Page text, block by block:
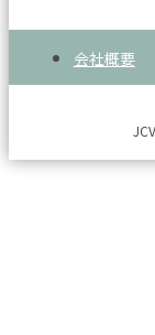
会社概要